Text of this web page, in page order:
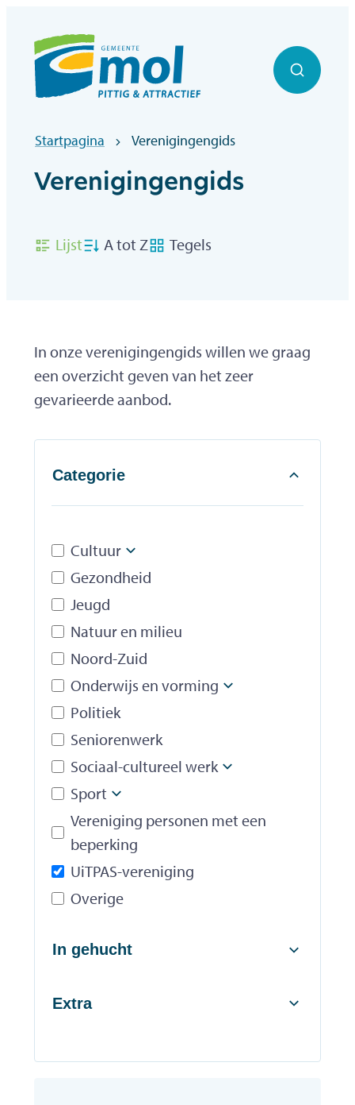
Officiële website gemeentebestuur Mol
Zoek
Startpagina Verenigingengids
Verenigingengids
Lijst
A tot Z Tegels
In onze verenigingengids willen we graag
een overzicht geven van het zeer
gevarieerde aanbod.
Filter op
Categorie
Cultuur Subniveau weergeven
Gezondheid
Jeugd
Natuur en milieu
Noord-Zuid
Onderwijs en vorming Subniveau
Politiek
Seniorenwerk
Sociaal-cultureel werk Subniveau
Sport Subniveau weergeven
Vereniging personen met een
beperking
UiTPAS-vereniging
Overige
In gehucht
Extra